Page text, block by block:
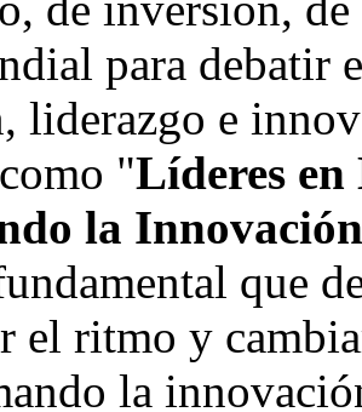
para debatir
liderazgo e
"Líderes
la
que
el ritmo y
la